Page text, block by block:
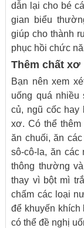
dẫn lại cho bé
gian biểu
giúp cho thành
phục hồi chức
Thêm chất xơ
Bạn nên xem
uống quá nhiều
củ, ngũ cốc hay
xơ. Có thể
ăn chuối, ăn
sô-cô-la, ăn các
thông thường
thay vì bột mì
chấm các loại
để khuyến khích
có thể đề nghị